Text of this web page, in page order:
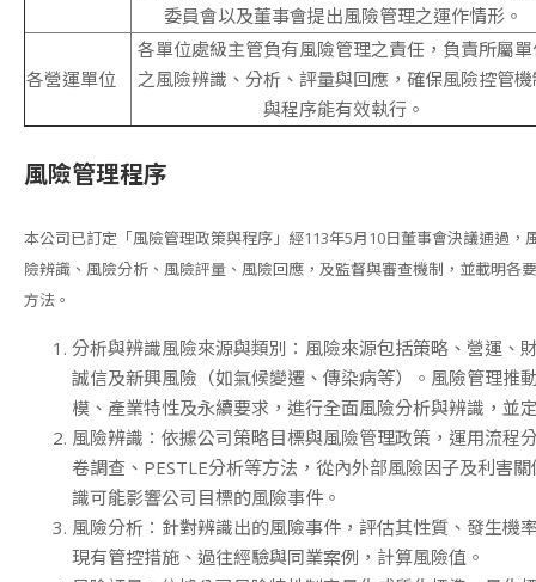
委員會以及董事會提出風險管理之運作情形。
各營運單位
各單位處級主管負有風險管理之責任，負責所屬單
之風險辨識、分析、評量與回應，確保風險控管機
與程序能有效執行。
風險管理程序
本公司已訂定「風險管理政策與程序」經113年5月10日董事會決議通過，
險辨識、風險分析、風險評量、風險回應，及監督與審查機制，並載明各
方法。
分析與辨識風險來源與類別：風險來源包括策略、營運、
誠信及新興風險（如氣候變遷、傳染病等）。風險管理推
模、產業特性及永續要求，進行全面風險分析與辨識，並
風險辨識：依據公司策略目標與風險管理政策，運用流程
卷調查、PESTLE分析等方法，從內外部風險因子及利害
識可能影響公司目標的風險事件。
風險分析：針對辨識出的風險事件，評估其性質、發生機
現有管控措施、過往經驗與同業案例，計算風險值。